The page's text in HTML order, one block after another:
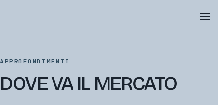
APPROFONDIMENTI
DOVE VA IL MERCATO